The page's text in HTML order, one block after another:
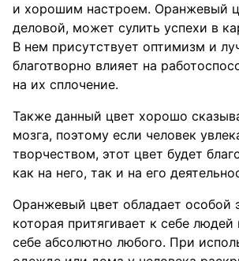
и хорошим настроем. Оранжевый
деловой, может сулить успехи в
В нем присутствует оптимизм и
благотворно влияет на
на их сплочение.
Также данный цвет хорошо
мозга, поэтому если человек
творчеством, этот цвет будет
как на него, так и на его
Оранжевый цвет обладает особой
которая притягивает к себе людей
себе абсолютно любого. При